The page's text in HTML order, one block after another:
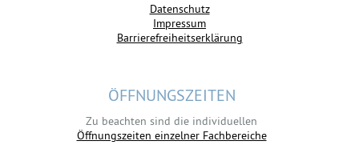
Datenschutz
Impressum
Barrierefreiheitserklärung
ÖFFNUNGSZEITEN
Zu beachten sind die individuellen
Öffnungszeiten einzelner Fachbereiche